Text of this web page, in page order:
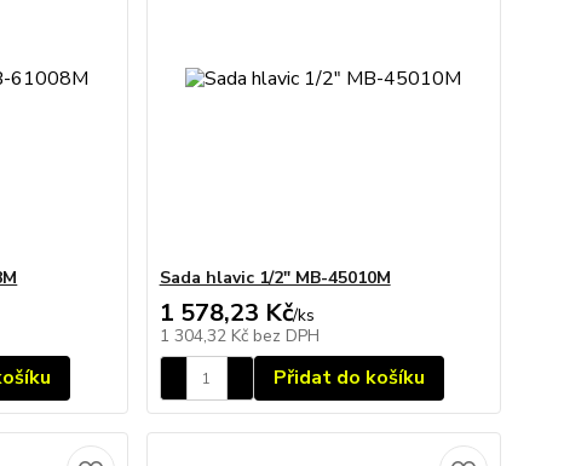
Sada hlavic 1/2" MB-45010M
1 578,23 Kč/ks
1 304,32 Kč bez DPH
Přidat do košíku